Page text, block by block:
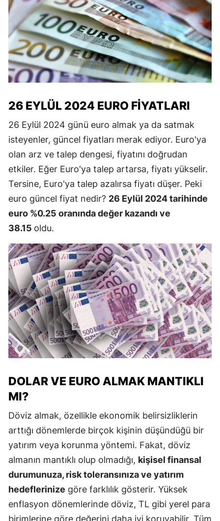
26 EYLÜL 2024 EURO FIYATLARI
26 Eylül 2024 günü euro almak ya da satmak
isteyenler, güncel fiyatları merak ediyor. Euro'ya
olan arz ve talep dengesi, fiyatını doğrudan
etkiler. Eğer Euro'ya talep artarsa, fiyatı yükselir.
Tersine, Euro'ya talep azalırsa fiyatı düşer. Peki
euro güncel fiyat nedir? 26 Eylül 2024 tarihinde
euro %0.25 oranında değer kazandı ve
38.15 oldu.
DOLAR VE EURO ALMAK MANTIKLI
MI?
Döviz almak, özellikle ekonomik belirsizliklerin
arttığı dönemlerde birçok kişinin düşündüğü bir
yatırım veya korunma yöntemi. Fakat, döviz
almanın mantıklı olup olmadığı, kişisel finansal
durumunuza, risk toleransınıza ve yatırım
hedeflerinize göre farklılık gösterir. Yüksek
enflasyon dönemlerinde döviz, TL gibi yerel para
birimlerine göre değerini daha iyi koruyabilir. Tüm